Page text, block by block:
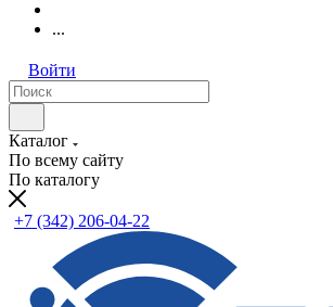
...
Войти
Каталог
По всему сайту
По каталогу
+7 (342) 206-04-22